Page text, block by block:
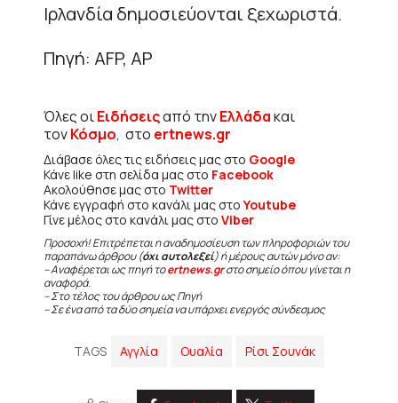
Ιρλανδία δημοσιεύονται ξεχωριστά.
Πηγή: AFP, AP
Όλες οιΕιδήσειςαπό τηνΕλλάδακαι
τονΚόσμο, στο ertnews.gr
Διάβασε όλες τις ειδήσεις μας στο Google
Κάνε like στη σελίδα μας στο Facebook
Ακολούθησε μας στο Twitter
Κάνε εγγραφή στο κανάλι μας στοYoutube
Γίνε μέλος στο κανάλι μας στο Viber
Προσοχή! Επιτρέπεται η αναδημοσίευση των πληροφοριών του
παραπάνω άρθρου (όχι αυτολεξεί) ή μέρους αυτών μόνο αν:
– Αναφέρεται ως πηγή τοertnews.grστο σημείο όπου γίνεται η
αναφορά.
– Στο τέλος του άρθρου ως Πηγή
– Σε ένα από τα δύο σημεία να υπάρχει ενεργός σύνδεσμος
TAGS Αγγλία Ουαλία Ρίσι Σουνάκ